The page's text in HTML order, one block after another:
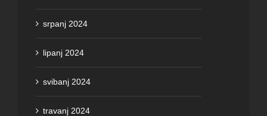
srpanj 2024
lipanj 2024
svibanj 2024
travanj 2024